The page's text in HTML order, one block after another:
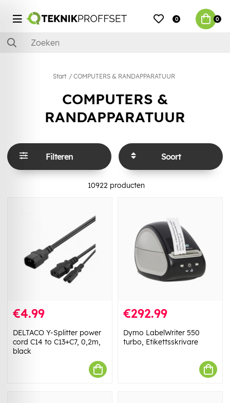
0 0
Start COMPUTERS & RANDAPPARATUUR
COMPUTERS &
RANDAPPARATUUR
Filteren Soort
10922producten
€4.99
DELTACO Y-Splitter power
cord C14 to C13+C7, 0,2m,
black
€292.99
Dymo LabelWriter 550
turbo, Etikettsskrivare